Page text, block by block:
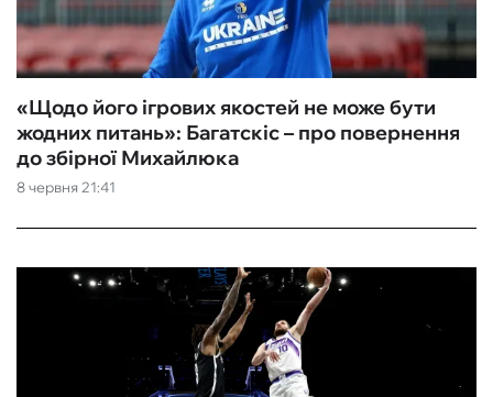
8 червня 21:41
«Щодо його ігрових якостей не може бути
жодних питань»: Багатскіс – про повернення
до збірної Михайлюка